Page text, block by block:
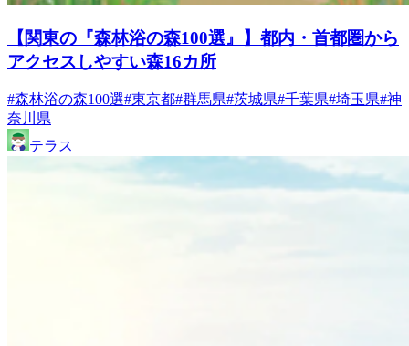
【関東の『森林浴の森100選』】都内・首都圏から
アクセスしやすい森16カ所
#森林浴の森100選#東京都#群馬県#茨城県#千葉県#埼玉県#神
奈川県
テラス